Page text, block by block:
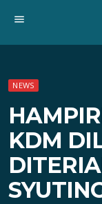
menu
NEWS
KDM